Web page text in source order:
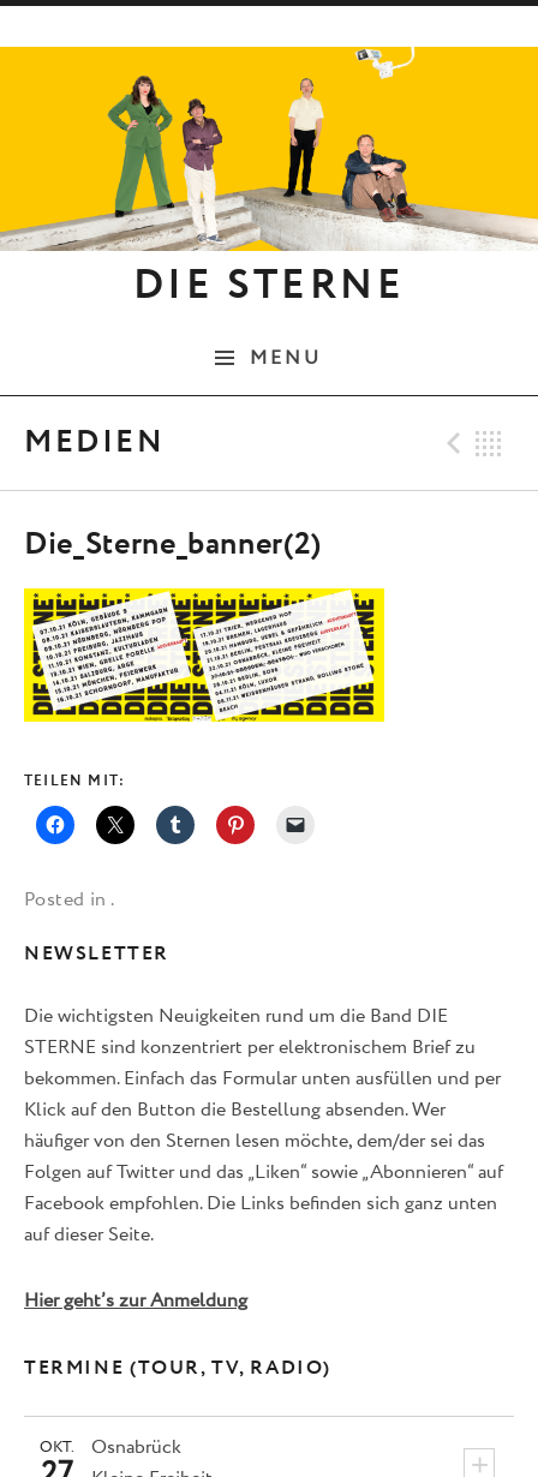
DIE STERNE
MENU
MEDIEN
Die_Sterne_banner(2)
TEILEN MIT:
Posted in .
NEWSLETTER
Die wichtigsten Neuigkeiten rund um die Band DIE
STERNE sind konzentriert per elektronischem Brief zu
bekommen. Einfach das Formular unten ausfüllen und per
Klick auf den Button die Bestellung absenden. Wer
häufiger von den Sternen lesen möchte, dem/der sei das
Folgen auf Twitter und das „Liken“ sowie „Abonnieren“ auf
Facebook empfohlen. Die Links befinden sich ganz unten
auf dieser Seite.
Hier geht’s zur Anmeldung
TERMINE (TOUR, TV, RADIO)
Osnabrück +
OKT.